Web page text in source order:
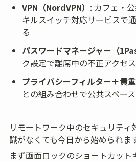
VPN（NordVPN） : カフェ・
キルスイッチ対応サービスで
る
パスワードマネージャー（
ク設定で離席中の不正アクセ
プライバシーフィルター＋貴
との組み合わせで公共スペー
リモートワーク中のセキュリティ
識がなくても今日から始められま
まず画面ロックのショートカット